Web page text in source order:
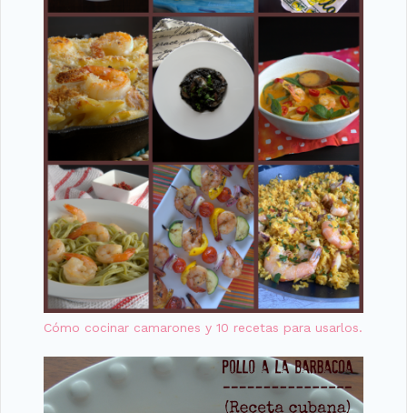
Cómo cocinar camarones y 10 recetas para usarlos.